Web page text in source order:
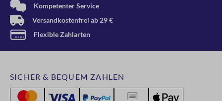
Kompetenter Service
Versandkostenfrei ab 29 €
Flexible Zahlarten
SICHER & BEQUEM ZAHLEN